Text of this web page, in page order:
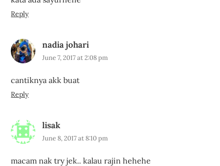
Reply
nadia johari
June 7, 2017 at 2:08 pm
cantiknya akk buat
Reply
lisak
June 8, 2017 at 8:10 pm
macam nak try jek.. kalau rajin hehehe